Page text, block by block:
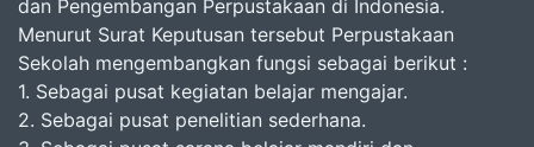
dan Pengembangan Perpustakaan di Indonesia.
Menurut Surat Keputusan tersebut Perpustakaan
Sekolah mengembangkan fungsi sebagai berikut :
1. Sebagai pusat kegiatan belajar mengajar.
2. Sebagai pusat penelitian sederhana.